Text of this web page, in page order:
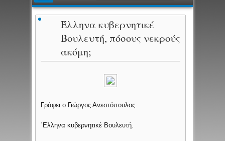
Έλληνα κυβερνητικέ
Βουλευτή, πόσους νεκρούς
ακόμη;
Γράφει ο Γιώργος Ανεστόπουλος
΄Ελληνα κυβερνητικέ Βουλευτή.